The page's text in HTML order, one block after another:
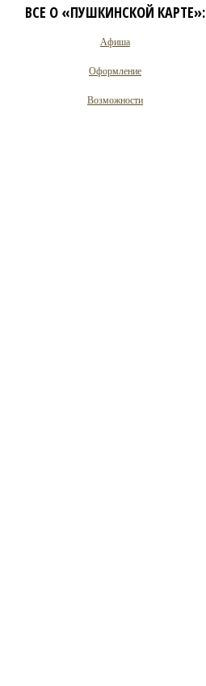
ВСЕ О «ПУШКИНСКОЙ КАРТЕ»:
Афиша
Оформление
Возможности